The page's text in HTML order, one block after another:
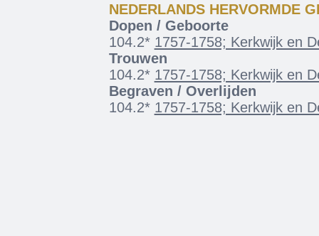
NEDERLANDS HERVORMDE
Dopen / Geboorte
104.2* 1757-1758; Kerkwijk en
Trouwen
104.2* 1757-1758; Kerkwijk en
Begraven / Overlijden
104.2* 1757-1758; Kerkwijk en